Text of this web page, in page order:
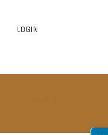
LOGIN